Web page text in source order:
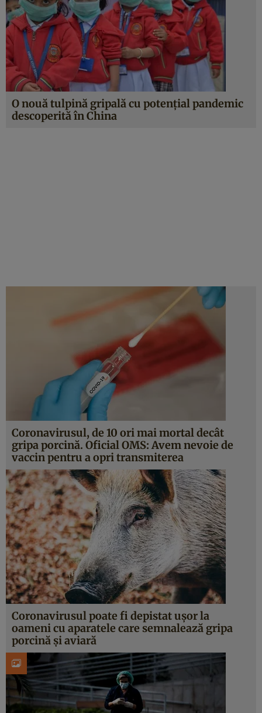
O nouă tulpină gripală cu potențial pandemic
descoperită în China
Coronavirusul, de 10 ori mai mortal decât
gripa porcină. Oficial OMS: Avem nevoie de
vaccin pentru a opri transmiterea
Coronavirusul poate fi depistat uşor la
oameni cu aparatele care semnalează gripa
porcină şi aviară